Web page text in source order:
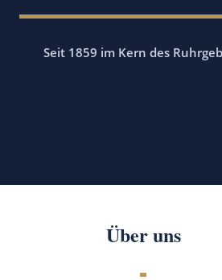
Seit 1859 im Kern des
Über uns